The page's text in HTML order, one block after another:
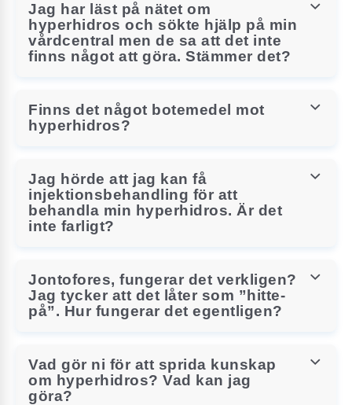
Jag har läst på nätet om
hyperhidros och sökte hjälp på min
vårdcentral men de sa att det inte
finns något att göra. Stämmer det?
Finns det något botemedel mot
hyperhidros?
Jag hörde att jag kan få
injektionsbehandling för att
behandla min hyperhidros. Är det
inte farligt?
Jontofores, fungerar det verkligen?
Jag tycker att det låter som ”hitte-
på”. Hur fungerar det egentligen?
Vad gör ni för att sprida kunskap
om hyperhidros? Vad kan jag
göra?